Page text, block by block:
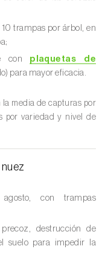
10 trampas por árbol, en
con plaquetas de
para mayor eficacia.
la media de capturas por
por variedad y nivel de
con trampas
destrucción de
suelo para impedir la